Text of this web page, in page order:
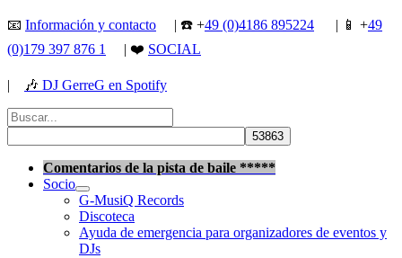
Ir
contenido
📧 Información y contacto | ☎️ +49 (0)4186 895224 | 📱 +49
(0)179 397 876 1
| ❤️ SOCIAL
| 🎶 DJ GerreG en Spotify
Buscar
por:
Comentarios de la pista de baile *****
Socio
G-MusiQ Records
Discoteca
Ayuda de emergencia para organizadores de eventos y
DJs